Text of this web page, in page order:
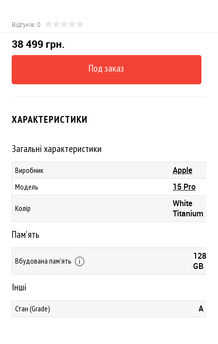
Відгуків: 0
38 499 грн.
Под заказ
ХАРАКТЕРИСТИКИ
Загальні характеристики
Виробник Apple
Модель 15 Pro
Колір
White
Titanium
Пам'ять
Вбудована пам'ять
128
GB
Інші
Стан (Grade) A